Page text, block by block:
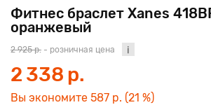
Фитнес браслет Xanes
оранжевый
2 925 р. - розничная цена
2 338 р.
Вы экономите 587 р. (21 %)